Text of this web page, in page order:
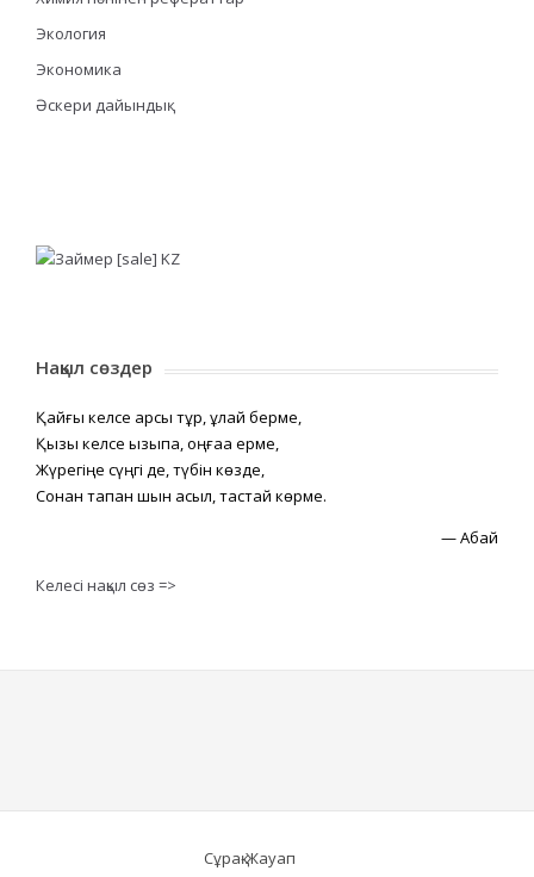
Экология
Экономика
Әскери дайындық
Нақыл сөздер
Қайғы келсе қарсы тұр, құлай берме,
Қызық келсе қызықпа, оңғаққа ерме,
Жүрегіңе сүңгі де, түбін көзде,
Сонан тапқан шын асыл, тастай көрме.
—Абай
Келесі нақыл сөз =>
Сұрақ-Жауап